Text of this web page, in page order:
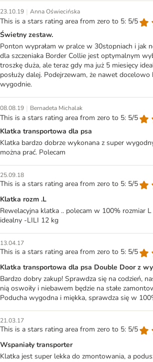
23.10.19 | Anna Oświecińska
This is a stars rating area from zero to 5: 5/5
Świetny zestaw.
Ponton wyprałam w pralce w 30stopniach i jak
dla szczeniaka Border Collie jest optymalnym
troszkę duża, ale teraz gdy ma już 5 miesięcy
posłuży dalej. Podejrzewam, że nawet docelowo
wygodnie.
08.08.19 | Bernadeta Michalak
This is a stars rating area from zero to 5: 5/5
Klatka transportowa dla psa
Klatka bardzo dobrze wykonana z super
można prać. Polecam
25.09.18
This is a stars rating area from zero to 5: 5/5
Klatka rozm .L
Rewelacyjna klatka .. polecam w 100% rozmiar
idealny -LILI 12 kg
13.04.17
This is a stars rating area from zero to 5: 5/5
Klatka transportowa dla psa Double Door z
Bardzo dobry zakup! Sprawdza się na codzień,
nią oswoiły i niebawem będzie na stałe
Poducha wygodna i miękka, sprawdza się w
21.03.17
This is a stars rating area from zero to 5: 5/5
Wspaniały transporter
Klatka jest super lekka do zmontowania, a